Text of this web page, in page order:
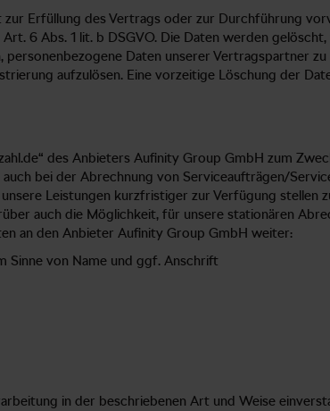
zur Erfüllung des Vertrags oder zur Durchführung
6 Abs. 1 lit. b DSGVO. Die Daten werden
Daten unserer Vertragspartner
aufzulösen. Eine vorzeitige Löschung der
des Anbieters Aufinity Group GmbH zum
bei der Abrechnung von Serviceaufträgen/
Leistungen kurzfristiger zur Verfügung stellen
auch die Möglichkeit, für unsere stationären
an den Anbieter Aufinity Group GmbH weiter:
Sinne von Name und ggf. Anschrift
in der beschriebenen Art und Weise